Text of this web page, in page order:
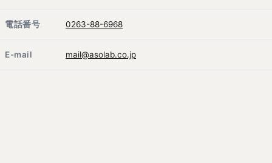
電話番号 0263-88-6968
E-mail mail@asolab.co.jp